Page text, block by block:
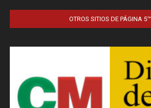
OTROS SITIOS DE PÁGINA 5™